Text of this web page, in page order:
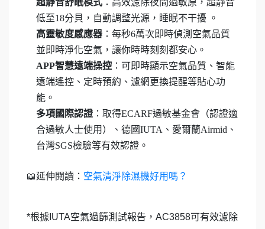
超靜音舒眠模式 ：高效濾除夜間過敏原，超靜音
低至18分貝，自動調整光源，睡眠不干擾 。
高靈敏度感應器 ：每秒6萬次即時偵測空氣品質
並即時淨化空氣，讓你時時刻刻都安心。
APP智慧遠端操控 ：可即時顯示空氣品質、智能
遠端遙控、定時預約、濾網更換提醒等貼心功
能。
多項國際認證 ：取得ECARF過敏基金會（認證適
合過敏人士使用）、德國IUTA、愛爾蘭Airmid、
台灣SGS檢驗等有效認證。
📖延伸閱讀： 空氣清淨除濕機好用嗎？
*根據IUTA空氣過篩測試報告，AC3858可有效濾除